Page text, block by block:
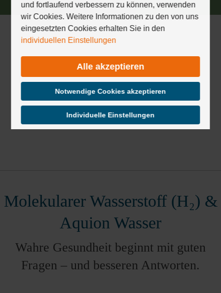
Molekularer Wasserstoff (H₂) &
Aquion Wasser
Wahre Gesundheit beginnt mit guten
Fragen – und besseren Antworten.
um
durch
die
Optionen
navigieren.
lehnt
Cookies
und fortlaufend verbessern zu können, verwenden
wir Cookies. Weitere Informationen zu den von uns
eingesetzten Cookies erhalten Sie in den
individuellen Einstellungen
Alle akzeptieren
Notwendige Cookies akzeptieren
Individuelle Einstellungen